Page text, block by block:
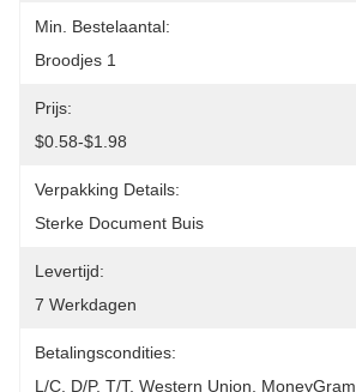
Min. Bestelaantal:
Broodjes 1
Prijs:
$0.58-$1.98
Verpakking Details:
Sterke Document Buis
Levertijd:
7 Werkdagen
Betalingscondities:
L/C, D/P, T/T, Western Union, MoneyGram